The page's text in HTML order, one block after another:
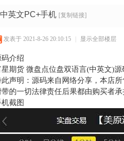
英文PC+手机 [复制链接]
发表于 2021-8-26 20:10:15 | 显示全部楼层
码介绍
星期货 微盘点位盘双语言(中英文)
此声明：源码来自网络分享，本店
带的一切法律责任后果都由购买者
截图